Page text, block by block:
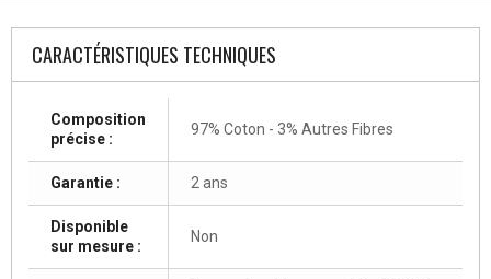
CARACTÉRISTIQUES TECHNIQUES
Composition
précise :
97% Coton - 3% Autres Fibres
Garantie : 2 ans
Disponible
sur mesure :
Non